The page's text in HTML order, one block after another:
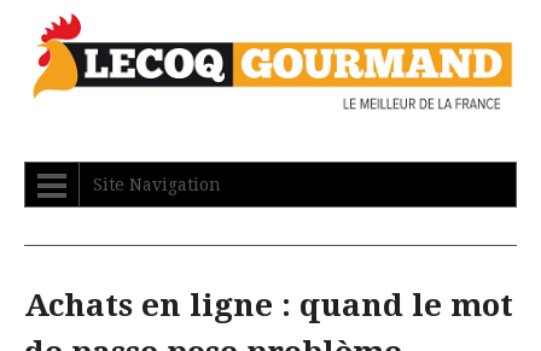
Site Navigation
Achats en ligne : quand le mot